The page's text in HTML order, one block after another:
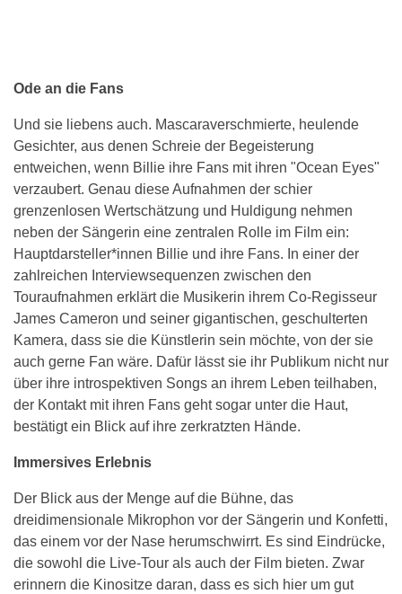
Ode an die Fans
Und sie liebens auch. Mascaraverschmierte, heulende
Gesichter, aus denen Schreie der Begeisterung
entweichen, wenn Billie ihre Fans mit ihren "Ocean Eyes"
verzaubert. Genau diese Aufnahmen der schier
grenzenlosen Wertschätzung und Huldigung nehmen
neben der Sängerin eine zentralen Rolle im Film ein:
Hauptdarsteller*innen Billie und ihre Fans. In einer der
zahlreichen Interviewsequenzen zwischen den
Touraufnahmen erklärt die Musikerin ihrem Co-Regisseur
James Cameron und seiner gigantischen, geschulterten
Kamera, dass sie die Künstlerin sein möchte, von der sie
auch gerne Fan wäre. Dafür lässt sie ihr Publikum nicht nur
über ihre introspektiven Songs an ihrem Leben teilhaben,
der Kontakt mit ihren Fans geht sogar unter die Haut,
bestätigt ein Blick auf ihre zerkratzten Hände.
Immersives Erlebnis
Der Blick aus der Menge auf die Bühne, das
dreidimensionale Mikrophon vor der Sängerin und Konfetti,
das einem vor der Nase herumschwirrt. Es sind Eindrücke,
die sowohl die Live-Tour als auch der Film bieten. Zwar
erinnern die Kinositze daran, dass es sich hier um gut